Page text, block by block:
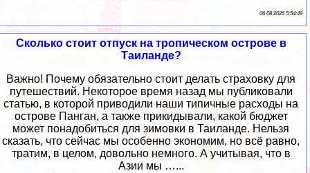
06 08 2026 5:54:49
Сколько стоит отпуск на тропическом острове в
Таиланде?
Важно! Почему обязательно стоит делать страховку для
путешествий. Некоторое время назад мы публиковали
статью, в которой приводили наши типичные расходы на
острове Панган, а также прикидывали, какой бюджет
может понадобиться для зимовки в Таиланде. Нельзя
сказать, что сейчас мы особенно экономим, но всё равно,
тратим, в целом, довольно немного. А учитывая, что в
Азии мы …...